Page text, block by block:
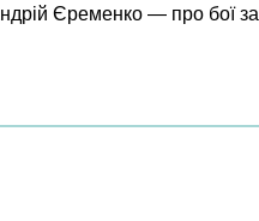
Єременко — про бої за